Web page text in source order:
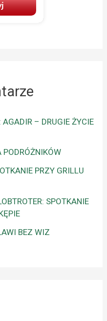
AGADIR – DRUGIE ŻYCIE
PODRÓŻNIKÓW
PRZY GRILLU
SPOTKANIE
BEZ WIZ